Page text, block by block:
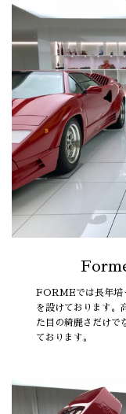
FORMEでは長年培
を設けております。
た目の綺麗さだけで
ております。